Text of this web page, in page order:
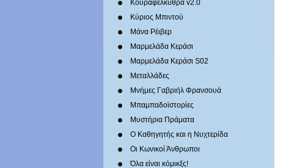
Κουραφέλκυθρα v2.0
Κύριος Μπιντού
Μάνα Ρέιβερ
Μαρμελάδα Κεράσι
Μαρμελάδα Κεράσι S02
Μεταλλάδες
Mνήμες Γαβριήλ Φρανσουά
Μπαμπαδοϊστορίες
Μυστήρια Πράματα
Ο Καθηγητής και η Νυχτερίδα
Οι Κωνικοί Άνθρωποι
Όλα είναι κόμικξς!